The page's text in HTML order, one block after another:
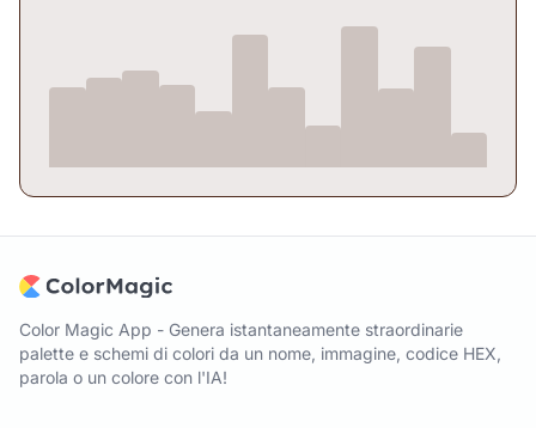
Color Magic App - Genera istantaneamente straordinarie
palette e schemi di colori da un nome, immagine, codice HEX,
parola o un colore con l'IA!